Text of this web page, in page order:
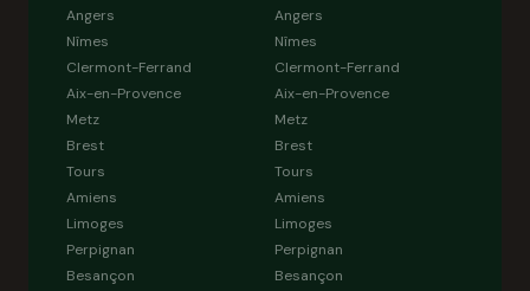
Angers
Nîmes
Clermont-Ferrand
Aix-en-Provence
Metz
Brest
Tours
Amiens
Limoges
Perpignan
Besançon
Angers
Nîmes
Clermont-Ferrand
Aix-en-Provence
Metz
Brest
Tours
Amiens
Limoges
Perpignan
Besançon